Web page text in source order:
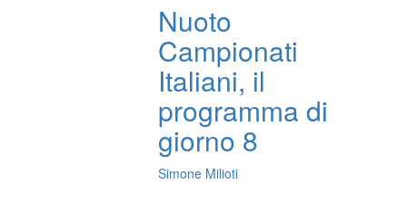
Nuoto
Campionati
Italiani, il
programma di
giorno 8
Simone Milioti